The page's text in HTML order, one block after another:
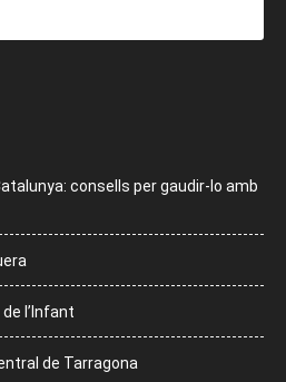
consells per gaudir-lo amb
l’Infant
de Tarragona